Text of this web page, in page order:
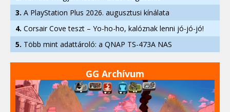
3. A PlayStation Plus 2026. augusztusi kínálata
4. Corsair Cove teszt – Yo-ho-ho, kalóznak lenni jó-jó-jó!
5. Több mint adattároló: a QNAP TS-473A NAS
GG Archívum